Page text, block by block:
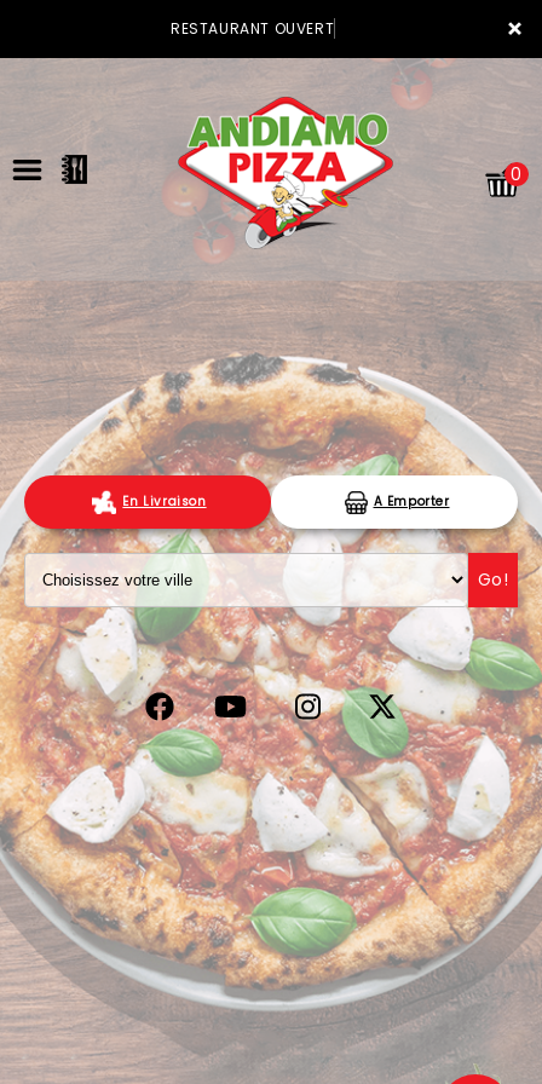
×
RESTAURANT OUVERT
ACCUEIL
LA CARTE
VOTRE COMPTE
NOTRE RESTAURANT
VOS AVIS
MENTIONS LÉGALES
C.G.V
0
En Livraison A Emporter
Go!